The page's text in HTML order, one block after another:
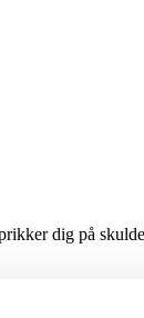
dig på